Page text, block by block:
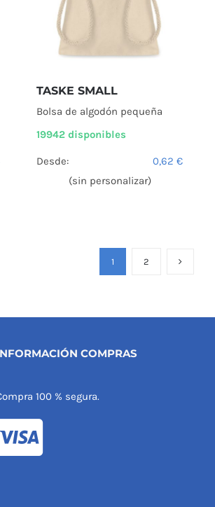
TASKE SMALL
Bolsa de algodón pequeña
19942 disponibles
Desde: 0,62 €
(sin personalizar)
1 2
COMPRAS
100 % segura.